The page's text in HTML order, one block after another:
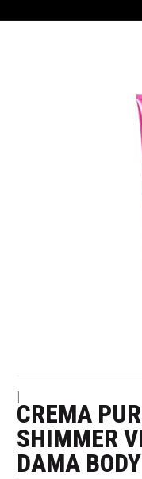
CREMA
SHIMMER
DAMA